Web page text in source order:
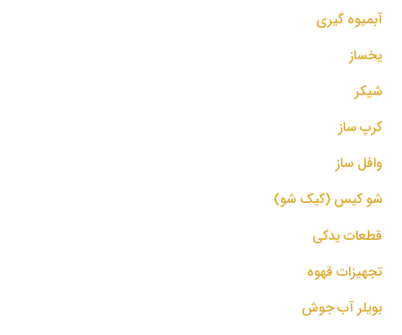
آبمیوه گیری
یخساز
شیکر
کرپ ساز
وافل ساز
شو کیس (کیک شو)
قطعات یدکی
تجهیزات قهوه
بویلر آب جوش